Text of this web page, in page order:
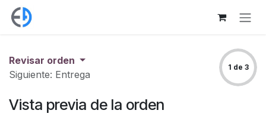
Ir al contenido
Revisar orden
Siguiente: Entrega
1 de 3
Vista previa de la orden